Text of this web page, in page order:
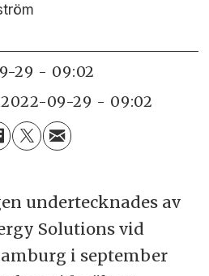
29 - 09:02
2022-09-29 - 09:02
undertecknades av
Solutions vid
i september